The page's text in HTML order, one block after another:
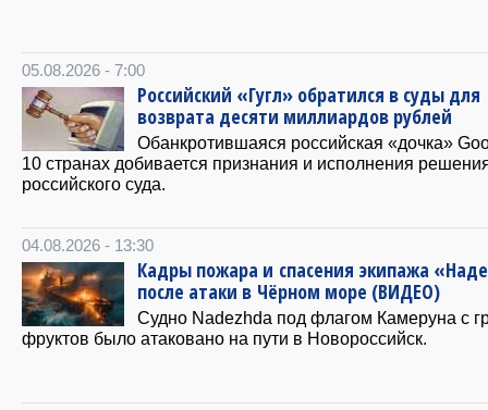
05.08.2026 - 7:00
Российский «Гугл» обратился в суды для
возврата десяти миллиардов рублей
Обанкротившаяся российская «дочка»
10 странах добивается признания и исполнения
российского суда.
04.08.2026 - 13:30
Кадры пожара и спасения экипажа
после атаки в Чёрном море (ВИДЕО)
Судно Nadezhda под флагом Камеруна с
фруктов было атаковано на пути в Новороссийск.